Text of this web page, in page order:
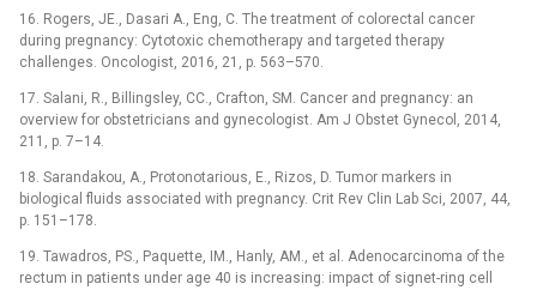
16. Rogers, JE., Dasari A., Eng, C. The treatment of colorectal cancer
during pregnancy: Cytotoxic chemotherapy and targeted therapy
challenges. Oncologist, 2016, 21, p. 563–570.
17. Salani, R., Billingsley, CC., Crafton, SM. Cancer and pregnancy: an
overview for obstetricians and gynecologist. Am J Obstet Gynecol, 2014,
211, p. 7–14.
18. Sarandakou, A., Protonotarious, E., Rizos, D. Tumor markers in
biological fluids associated with pregnancy. Crit Rev Clin Lab Sci, 2007, 44,
p. 151–178.
19. Tawadros, PS., Paquette, IM., Hanly, AM., et al. Adenocarcinoma of the
rectum in patients under age 40 is increasing: impact of signet-ring cell